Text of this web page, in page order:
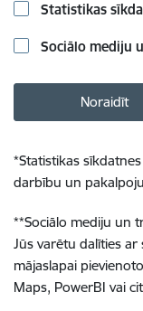
Statistikas
Sociālo mediju
Noraidīt
*Statistikas
darbību un
**Sociālo mediju un
Jūs varētu dalīties
mājaslapai
Maps, PowerBI vai